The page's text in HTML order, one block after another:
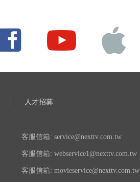
人才招募
客服信箱: service@nexttv.com.tw
客服信箱: webservice1@nexttv.com.tw
客服信箱: movieservice@nexttv.com.tw